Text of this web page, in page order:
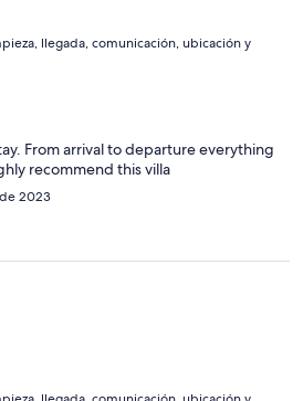
llegada, comunicación, ubicación y
From arrival to departure everything
recommend this villa
2023